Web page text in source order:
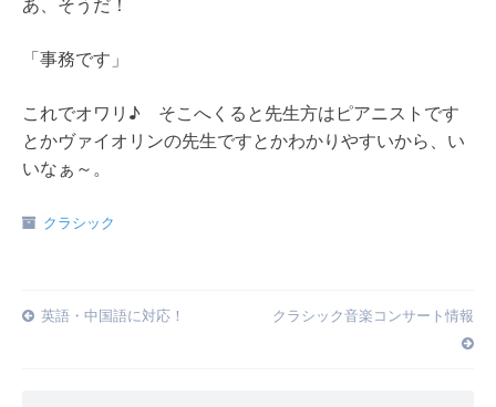
「事務です」
これでオワリ♪ そこへくると先生方はピアニストです
とかヴァイオリンの先生ですとかわかりやすいから、い
いなぁ～。
クラシック
Post
英語・中国語に対応！ クラシック音楽コンサート情報